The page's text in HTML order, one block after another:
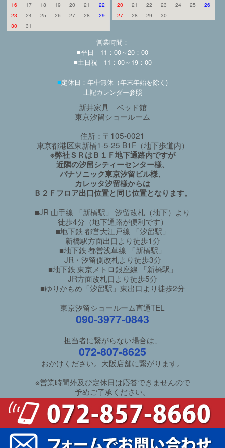
16
17 18 19 20 21
22
23
24 25 26 27 28
29
30
31
20
21 22 23 24 25
26
27
28 29 30
営業時間：
■平日 11：00～20：00
■土日祝 11：00～19：00
■定休日：年中無休（年末年始を除く)
上記カレンダー参照
新井家具 ベッド館
東京汐留ショールーム
住所：〒105-0021
東京都港区東新橋1-5-25 B1F（地下歩道内）
※弊社ＳＲはＢ１Ｆ地下通路内ですが
近隣の汐留シティーセンター様、
パナソニック東京汐留ビル様、
カレッタ汐留様からは
Ｂ２Ｆフロア出口位置と同じ位置となります。
■JR 山手線 「新橋駅」 汐留改札（地下）より
徒歩4分（地下通路が便利です）
■地下鉄 都営大江戸線 「汐留駅」
新橋駅方面出口より徒歩1分
■地下鉄 都営浅草線 「新橋駅」
JR・汐留側改札より徒歩3分
■地下鉄 東京メトロ銀座線 「新橋駅」
JR方面改札口より徒歩5分
■ゆりかもめ「汐留駅」東出口より徒歩2分
東京汐留ショールーム直通TEL
090-3977-0843
担当者に繋がらない場合は、
072-807-8625
おかけください。大阪店舗に繋がります。
※営業時間外及び定休日は応答できませんので
予めご了承ください。
ご利用ガイド/良くあるご質問
特定商取引法に基づく表示/個人情報保護方針
新井家具本館サイトへ